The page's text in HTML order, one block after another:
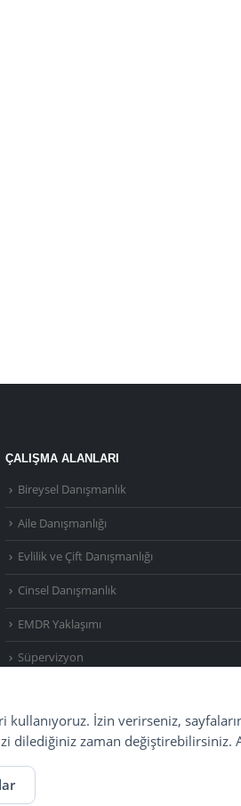
ÇALIŞMA ALANLARI
Bireysel Danışmanlık
Aile Danışmanlığı
Evlilik ve Çift Danışmanlığı
Cinsel Danışmanlık
EMDR Yaklaşımı
Süpervizyon
Uzm. Psk. Kemal Özcan. Tüm hakları saklıdır. ·
Özel Metafor Aile Danışma Merkezi
İzin verirseniz,
dilediğiniz zaman değiştirebilirsiniz.